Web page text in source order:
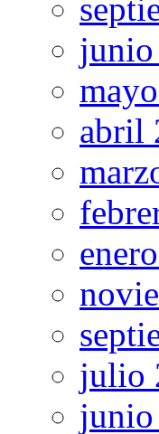
junio
abril
julio
junio